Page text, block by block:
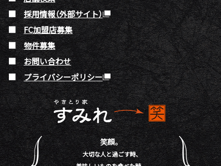
採用情報（外部サイト）
FC加盟店募集
物件募集
お問い合わせ
プライバシーポリシー
笑顔。
大切な人と過ごす時、